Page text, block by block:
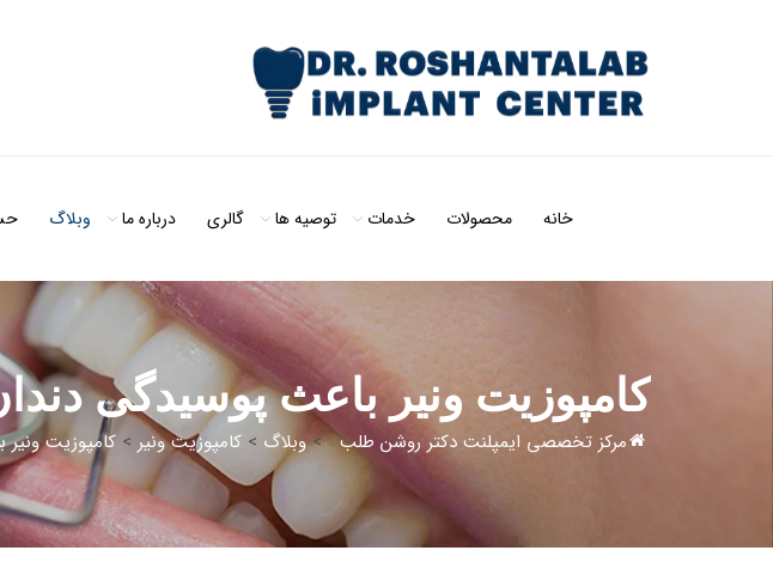
خانه محصولات خدمات توصیه ها گالری درباره ما وبلاگ
کامپوزیت ونیر باعث پوسیدگی
مرکز تخصصی ایمپلنت دکتر روشن طلب >وبلاگ > کامپوزیت ونیر >کامپوزیت